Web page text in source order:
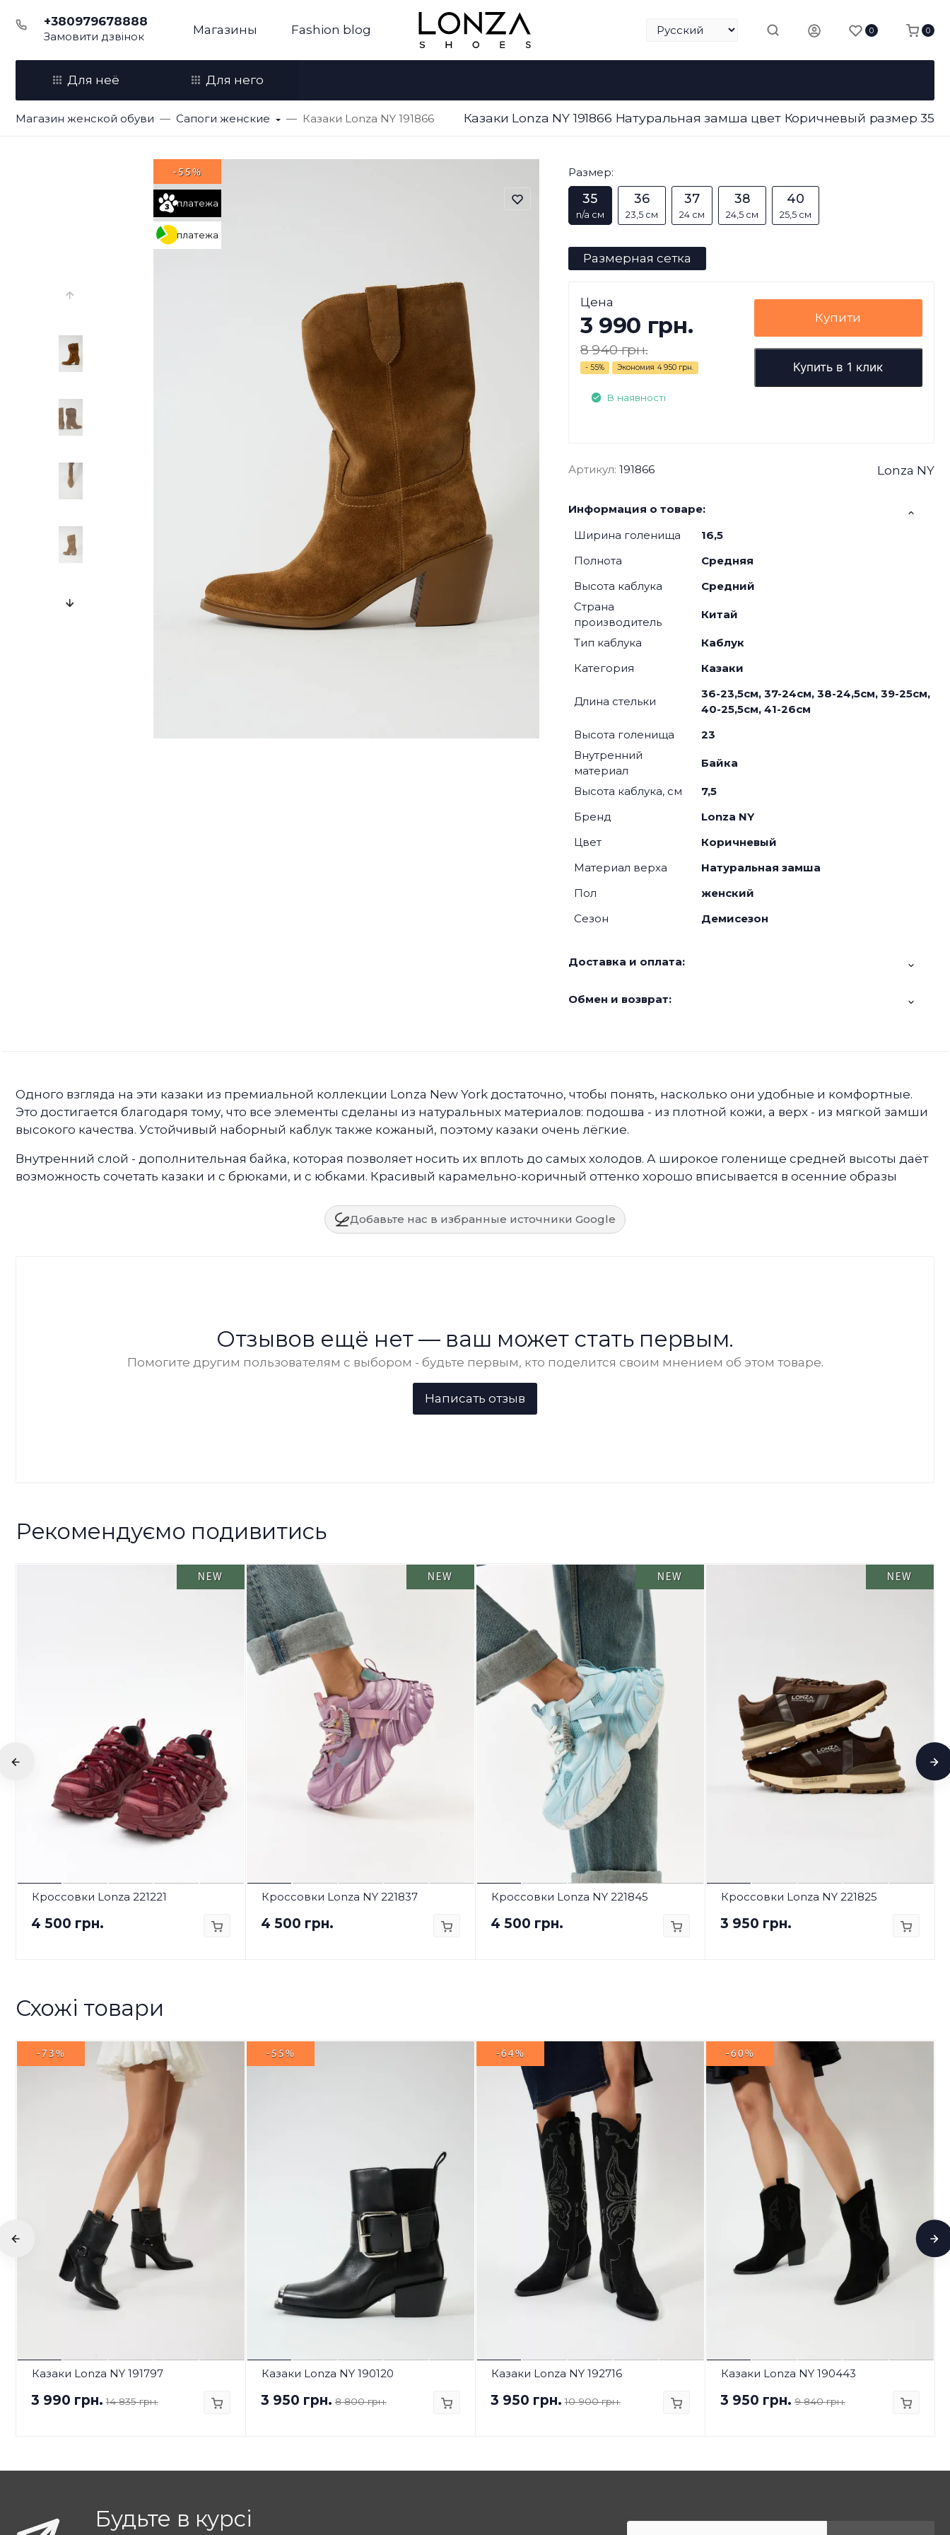
+380979678888
Замовити дзвінок Магазины Fashion blog 0 0
Для неё Для него
Магазин женской обуви Сапоги женские Казаки Lonza NY 191866 Казаки Lonza NY 191866 Натуральная замша цвет Коричневый размер 35
платежа
платежа
-55% Размер:
35
n/a см
36
23,5 см
37
24 см
38
24,5 см
40
25,5 см
Размерная сетка
Цена
3 990 грн.
8 940 грн.
- 55% Экономия 4 950 грн.
В наявності
Купити
Купить в 1 клик
Артикул: 191866 Lonza NY
Информация о товаре:
Ширина голенища
16,5
Полнота
Средняя
Высота каблука
Средний
Страна
производитель
Китай
Тип каблука
Каблук
Категория
Казаки
Длина стельки
36-23,5см, 37-24см, 38-24,5см, 39-25см,
40-25,5см, 41-26см
Высота голенища
23
Внутренний
материал
Байка
Высота каблука, см
7,5
Бренд
Lonza NY
Цвет
Коричневый
Материал верха
Натуральная замша
Пол
женский
Сезон
Демисезон
Доставка и оплата:
Обмен и возврат:
Одного взгляда на эти казаки из премиальной коллекции Lonza New York достаточно, чтобы понять, насколько они удобные и комфортные.
Это достигается благодаря тому, что все элементы сделаны из натуральных материалов: подошва - из плотной кожи, а верх - из мягкой замши
высокого качества. Устойчивый наборный каблук также кожаный, поэтому казаки очень лёгкие.
Внутренний слой - дополнительная байка, которая позволяет носить их вплоть до самых холодов. А широкое голенище средней высоты даёт
возможность сочетать казаки и с брюками, и с юбками. Красивый карамельно-коричный оттенко хорошо вписывается в осенние образы
Добавьте нас в избранные источники Google
Отзывов ещё нет — ваш может стать первым.
Помогите другим пользователям с выбором - будьте первым, кто поделится своим мнением об этом товаре.
Рекомендуємо подивитись
NEW
Кроссовки Lonza 221221
4 500 грн.
NEW
Кроссовки Lonza NY 221837
4 500 грн.
NEW
Кроссовки Lonza NY 221845
4 500 грн.
NEW
Кроссовки Lonza NY 221825
3 950 грн.
Схожі товари
-73%
Казаки Lonza NY 191797
3 990 грн. 14 835 грн.
-55%
Казаки Lonza NY 190120
3 950 грн. 8 800 грн.
-64%
Казаки Lonza NY 192716
3 950 грн. 10 900 грн.
-60%
Казаки Lonza NY 190443
3 950 грн. 9 840 грн.
Будьте в курсі